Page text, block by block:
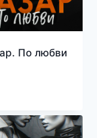
По любви